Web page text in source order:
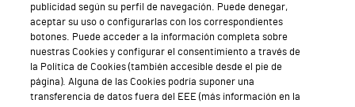
Trabajar en Vithas
Teléfono Cita Médica
Teléfono Atención al Cliente
publicidad según su perfil de navegación. Puede denegar,
aceptar su uso o configurarlas con los correspondientes
botones. Puede acceder a la información completa sobre
nuestras Cookies y configurar el consentimiento a través de
la Política de Cookies (también accesible desde el pie de
página). Alguna de las Cookies podría suponer una
transferencia de datos fuera del EEE (más información en la